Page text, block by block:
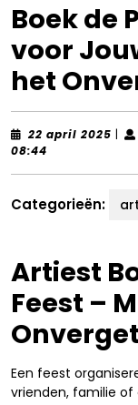
Boek de
voor
het
22 april 2025 22
|
08:44
Categorieën:
Artiest
Feest –
Een feest
vrienden, familie of